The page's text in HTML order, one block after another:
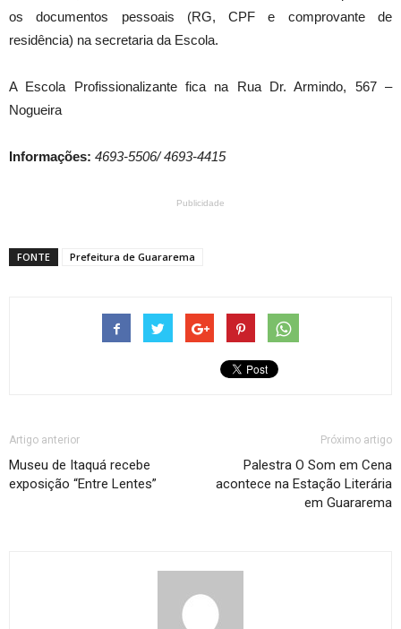
os documentos pessoais (RG, CPF e comprovante de
residência) na secretaria da Escola.
A Escola Profissionalizante fica na Rua Dr. Armindo, 567 –
Nogueira
Informações: 4693-5506/ 4693-4415
Publicidade
FONTE Prefeitura de Guararema
Artigo anterior
Museu de Itaquá recebe
exposição “Entre Lentes”
Próximo artigo
Palestra O Som em Cena
acontece na Estação Literária
em Guararema